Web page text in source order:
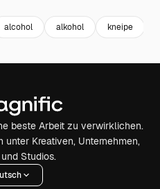
alcohol alkohol kneipe
beste Arbeit zu verwirklichen.
unter Kreativen, Unternehmen,
Studios.